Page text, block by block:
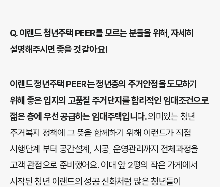
Q.이랜드 청년주택 PEER를 모르는 분들을 위해, 자세히
설명해주시면 좋을 것 같아요!
이랜드 청년주택 PEER는 청년층의 주거안정을 도모하기
위해 좋은 입지의 고품질 주거단지를 합리적인 임대조건으로
젊은 층에 우선 공급하는 임대주택입니다.의미있는 청년
주거복지 정책에 그 뜻을 함께하기 위해 이랜드가 직접
시행단계 부터 공간설계, 시공, 운영관리까지 전체과정을
고객 관점으로 준비했어요. 이대 앞 2평의 작은 가게에서
시작된 청년 이랜드의 성공 신화처럼 많은 청년들이